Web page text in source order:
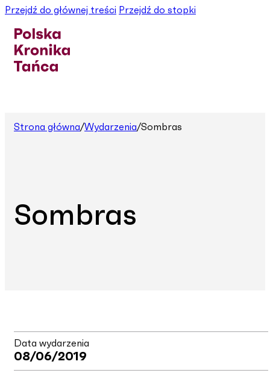
Przejdź do głównej treści Przejdź do stopki
Strona główna/Wydarzenia/Sombras
Sombras
Data wydarzenia
08/06/2019